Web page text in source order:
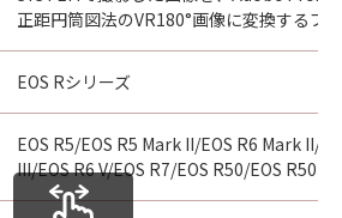
正距円筒図法のVR180°画像に変換するプ
EOS Rシリーズ
EOS R5/EOS R5 Mark II/EOS R6 Mark II/
III/EOS R6 V/EOS R7/EOS R50/EOS R50 V